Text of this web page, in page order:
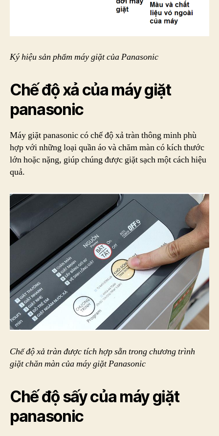
Ký hiệu sản phẩm máy giặt của Panasonic
Chế độ xả của máy giặt
panasonic
Máy giặt panasonic có chế độ xả tràn thông minh phù
hợp với những loại quần áo và chăm màn có kích thước
lớn hoặc nặng, giúp chúng được giặt sạch một cách hiệu
quả.
Chế độ xả tràn được tích hợp sẵn trong chương trình
giặt chăn màn của máy giặt Panasonic
Chế độ sấy của máy giặt
panasonic